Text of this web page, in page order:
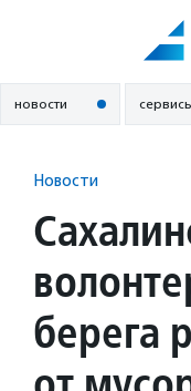
новости
Новости
берега